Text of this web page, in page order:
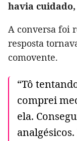
havia
A conversa foi
resposta
comovente.
“Tô
comprei
ela.